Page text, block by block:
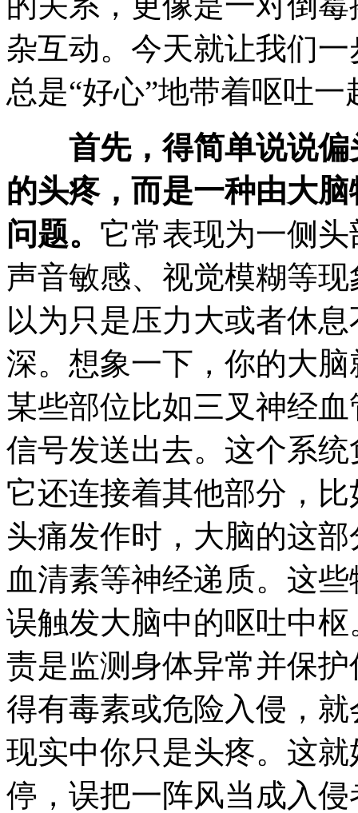
杂互动。今天就让我们
总是“好心”地带着呕吐
首先，得简单说说
的头疼，而是一种由大
问题。 它常表现为一侧
声音敏感、视觉模糊等
以为只是压力大或者休
深。想象一下，你的大
某些部位比如三叉神经
信号发送出去。这个系
它还连接着其他部分，
头痛发作时，大脑的这
血清素等神经递质。这
误触发大脑中的呕吐中
责是监测身体异常并保
得有毒素或危险入侵，
现实中你只是头疼。这
停，误把一阵风当成入